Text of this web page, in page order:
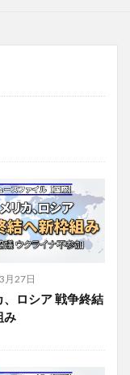
月27日
、ロシア 戦争終結
み